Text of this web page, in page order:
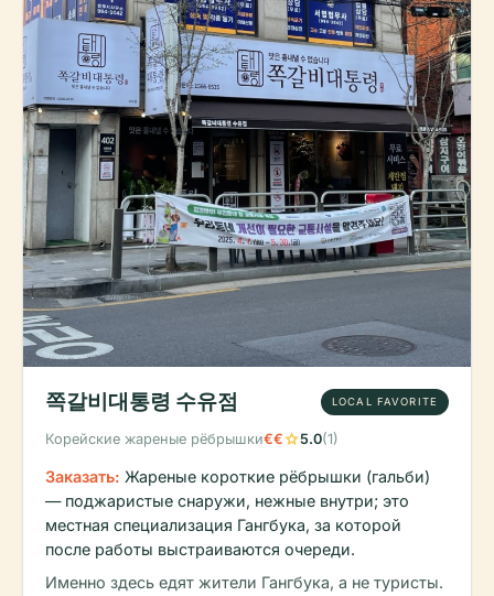
쪽갈비대통령 수유점 LOCAL FAVORITE
Корейские жареные рёбрышки€€star5.0(1)
Заказать: Жареные короткие рёбрышки (гальби)
— поджаристые снаружи, нежные внутри; это
местная специализация Гангбука, за которой
после работы выстраиваются очереди.
Именно здесь едят жители Гангбука, а не туристы.